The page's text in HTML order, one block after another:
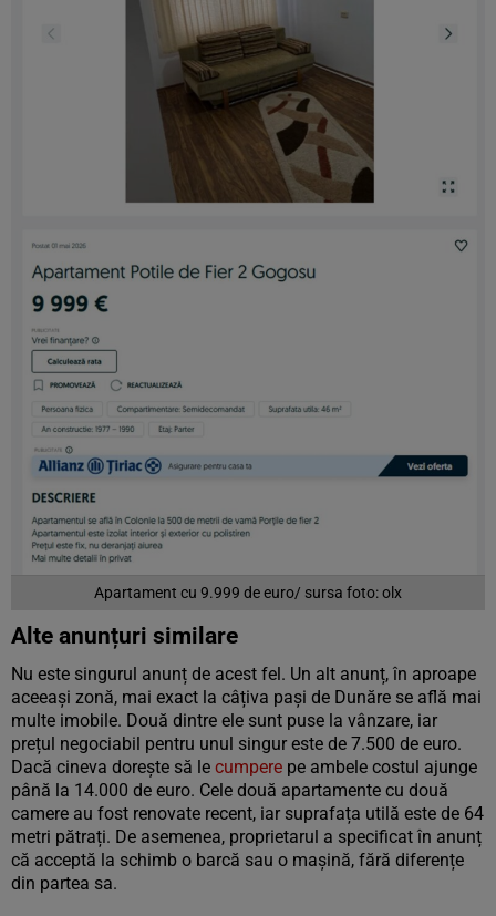
Apartament cu 9.999 de euro/ sursa foto: olx
Alte anunțuri similare
Nu este singurul anunț de acest fel. Un alt anunț, în aproape
aceeași zonă, mai exact la câțiva pași de Dunăre se află mai
multe imobile. Două dintre ele sunt puse la vânzare, iar
prețul negociabil pentru unul singur este de 7.500 de euro.
Dacă cineva dorește să le cumpere pe ambele costul ajunge
până la 14.000 de euro. Cele două apartamente cu două
camere au fost renovate recent, iar suprafața utilă este de 64
metri pătrați. De asemenea, proprietarul a specificat în anunț
că acceptă la schimb o barcă sau o mașină, fără diferențe
din partea sa.